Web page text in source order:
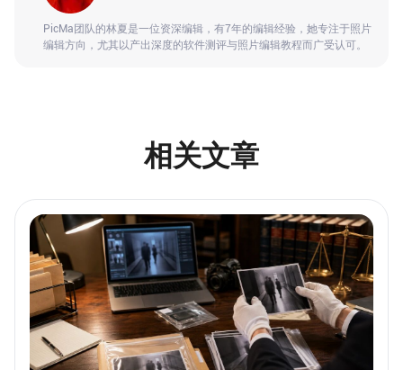
PicMa团队的林夏是一位资深编辑，有7年的编辑经验，她专注于照片
编辑方向，尤其以产出深度的软件测评与照片编辑教程而广受认可。
相关文章